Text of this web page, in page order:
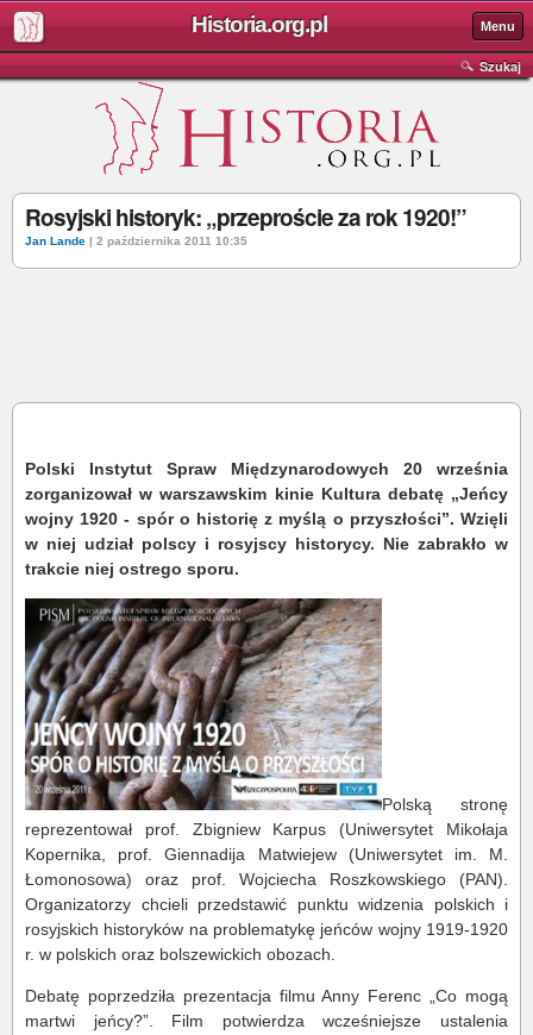
Historia.org.pl Menu
Szukaj
Rosyjski historyk: „przeproście za rok 1920!”
Jan Lande | 2 października 2011 10:35
Polski Instytut Spraw Międzynarodowych 20 września
zorganizował w warszawskim kinie Kultura debatę „Jeńcy
wojny 1920 - spór o historię z myślą o przyszłości”. Wzięli
w niej udział polscy i rosyjscy historycy. Nie zabrakło w
trakcie niej ostrego sporu.
Polską stronę
reprezentował prof. Zbigniew Karpus (Uniwersytet Mikołaja
Kopernika, prof. Giennadija Matwiejew (Uniwersytet im. M.
Łomonosowa) oraz prof. Wojciecha Roszkowskiego (PAN).
Organizatorzy chcieli przedstawić punktu widzenia polskich i
rosyjskich historyków na problematykę jeńców wojny 1919-1920
r. w polskich oraz bolszewickich obozach.
Debatę poprzedziła prezentacja filmu Anny Ferenc „Co mogą
martwi jeńcy?”. Film potwierdza wcześniejsze ustalenia